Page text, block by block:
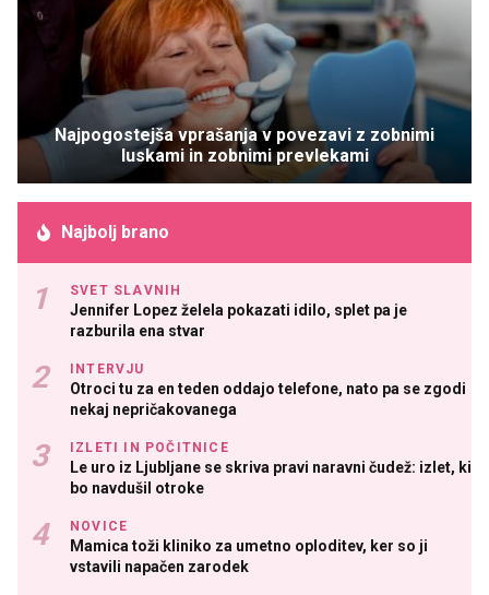
Najpogostejša vprašanja v povezavi z zobnimi
luskami in zobnimi prevlekami
Najbolj brano
SVET SLAVNIH
Jennifer Lopez želela pokazati idilo, splet pa je
razburila ena stvar
INTERVJU
Otroci tu za en teden oddajo telefone, nato pa se zgodi
nekaj nepričakovanega
IZLETI IN POČITNICE
Le uro iz Ljubljane se skriva pravi naravni čudež: izlet, ki
bo navdušil otroke
NOVICE
Mamica toži kliniko za umetno oploditev, ker so ji
vstavili napačen zarodek